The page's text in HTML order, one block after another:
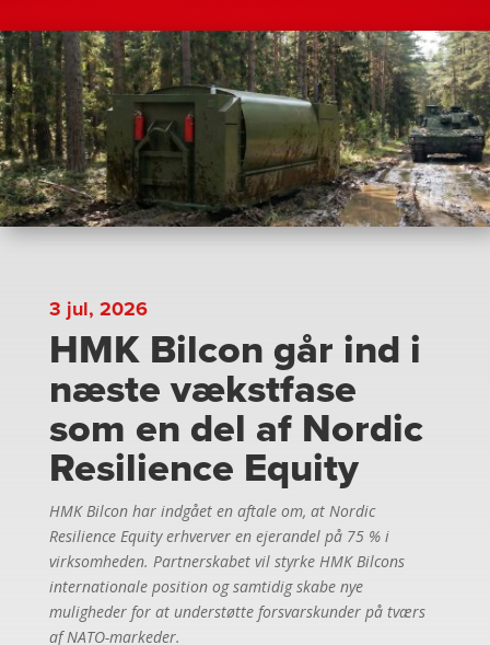
3 jul, 2026
HMK Bilcon går ind i
næste vækstfase
som en del af Nordic
Resilience Equity
HMK Bilcon har indgået en aftale om, at Nordic
Resilience Equity erhverver en ejerandel på 75 % i
virksomheden. Partnerskabet vil styrke HMK Bilcons
internationale position og samtidig skabe nye
muligheder for at understøtte forsvarskunder på tværs
af NATO-markeder.